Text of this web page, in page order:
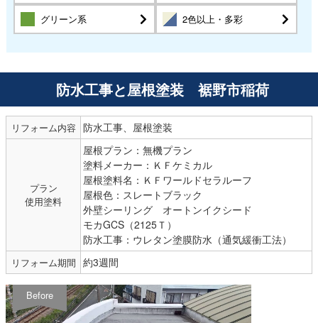
グリーン系 2色以上・多彩
防水工事と屋根塗装 裾野市稲荷
リフォーム内容 防水工事、屋根塗装
プラン
使用塗料
屋根プラン：無機プラン
塗料メーカー：ＫＦケミカル
屋根塗料名：ＫＦワールドセラルーフ
屋根色：スレートブラック
外壁シーリング オートンイクシード
モカGCS（2125Ｔ）
防水工事：ウレタン塗膜防水（通気緩衝工法）
リフォーム期間 約3週間
Before